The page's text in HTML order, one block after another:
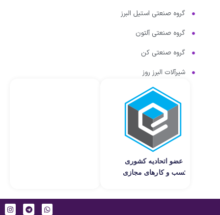
گروه صنعتی استیل البرز
گروه صنعتی آلتون
گروه صنعتی کن
شیرآلات البرز روز